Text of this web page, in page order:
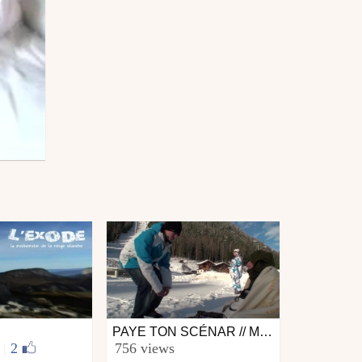
2
Ski
from scratcham
PAYE TON SCÉNAR // MAGICAL BOOTS
756 views